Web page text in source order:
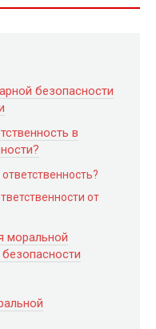
безопасности
в
от
моральной